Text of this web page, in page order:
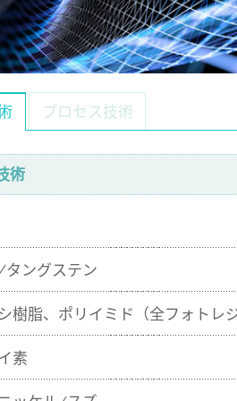
プロセス技術
術
ングステン
樹脂、ポリイミド（全フォトレ
素